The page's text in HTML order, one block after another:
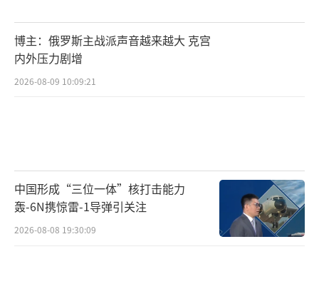
博主：俄罗斯主战派声音越来越大 克宫
内外压力剧增
2026-08-09 10:09:21
中国形成“三位一体”核打击能力
轰-6N携惊雷-1导弹引关注
2026-08-08 19:30:09